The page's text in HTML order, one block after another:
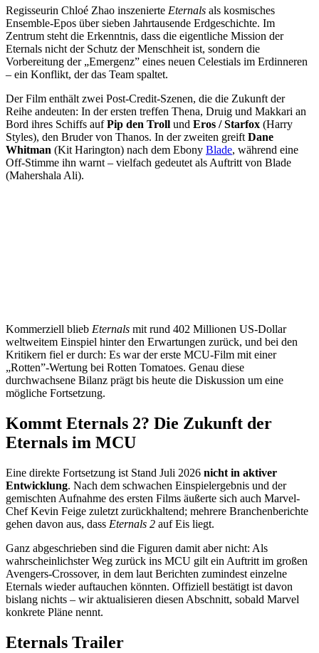
Regisseurin Chloé Zhao inszenierte Eternals als kosmisches
Ensemble-Epos über sieben Jahrtausende Erdgeschichte. Im
Zentrum steht die Erkenntnis, dass die eigentliche Mission der
Eternals nicht der Schutz der Menschheit ist, sondern die
Vorbereitung der „Emergenz” eines neuen Celestials im Erdinneren
– ein Konflikt, der das Team spaltet.
Der Film enthält zwei Post-Credit-Szenen, die die Zukunft der
Reihe andeuten: In der ersten treffen Thena, Druig und Makkari an
Bord ihres Schiffs aufPip den Troll und Eros / Starfox (Harry
Styles), den Bruder von Thanos. In der zweiten greift Dane
Whitman (Kit Harington) nach dem Ebony Blade, während eine
Off-Stimme ihn warnt – vielfach gedeutet als Auftritt von Blade
(Mahershala Ali).
Kommerziell blieb Eternals mit rund 402 Millionen US-Dollar
weltweitem Einspiel hinter den Erwartungen zurück, und bei den
Kritikern fiel er durch: Es war der erste MCU-Film mit einer
„Rotten”-Wertung bei Rotten Tomatoes. Genau diese
durchwachsene Bilanz prägt bis heute die Diskussion um eine
mögliche Fortsetzung.
Kommt Eternals 2? Die Zukunft der
Eternals im MCU
Eine direkte Fortsetzung ist Stand Juli 2026 nicht in aktiver
Entwicklung. Nach dem schwachen Einspielergebnis und der
gemischten Aufnahme des ersten Films äußerte sich auch Marvel-
Chef Kevin Feige zuletzt zurückhaltend; mehrere Branchenberichte
gehen davon aus, dass Eternals 2 auf Eis liegt.
Ganz abgeschrieben sind die Figuren damit aber nicht: Als
wahrscheinlichster Weg zurück ins MCU gilt ein Auftritt im großen
Avengers-Crossover, in dem laut Berichten zumindest einzelne
Eternals wieder auftauchen könnten. Offiziell bestätigt ist davon
bislang nichts – wir aktualisieren diesen Abschnitt, sobald Marvel
konkrete Pläne nennt.
Eternals Trailer